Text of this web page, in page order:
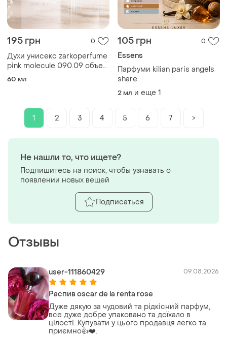
195 грн 0
Духи унисекс zarkoperfume
pink molecule 090.09 объем
60 мл
60 мл
105 грн 0
Essens
Парфуми kilian paris angels
share
2 мл и еще 1
1 2 3 4 5 6 7 >
Отзывы
user-111860429 09.08.2026
Распив oscar de la renta rose
Дуже дякую за чудовий та рідкісний парфум,
все дуже добре упаковано та доїхало в
цілості. Купувати у цього продавця легко та
приємно👍❤️.
Не нашли то, что ищете?
Подпишитесь на поиск, чтобы узнавать о
появлении новых вещей
Подписаться